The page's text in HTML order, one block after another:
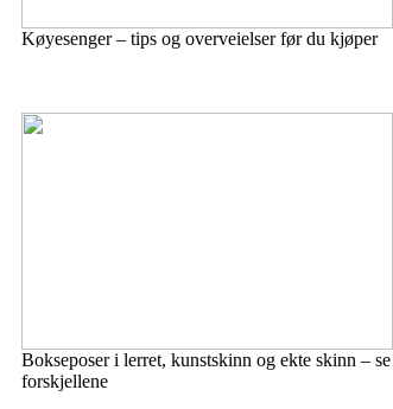
Køyesenger – tips og overveielser før du kjøper
Bokseposer i lerret, kunstskinn og ekte skinn – se
forskjellene